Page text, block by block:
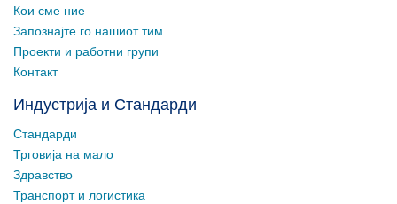
Кои сме ние
Запознајте го нашиот тим
Проекти и работни групи
Контакт
Индустрија и Стандарди
Стандарди
Трговија на мало
Здравство
Транспорт и логистика